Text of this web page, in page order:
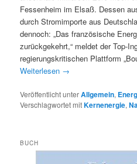
Fessenheim im Elsaß. Dessen
durch Stromimporte aus
dennoch: „Das französische
zurückgekehrt,“ meldet der Top-
regierungskritischen Plattform
Weiterlesen →
Veröffentlicht unterAllgemein,
Verschlagwortet mitKernenergie,
BUCH